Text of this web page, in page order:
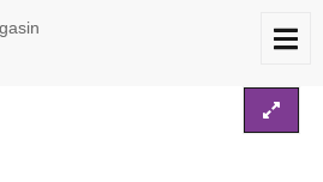
Table SOHOTO Manguier massif